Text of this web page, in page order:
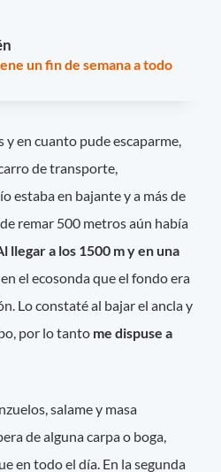
un fin de semana a todo
en cuanto pude escaparme,
de transporte,
estaba en bajante y a más de
remar 500 metros aún había
llegar a los 1500 m y en una
el ecosonda que el fondo era
Lo constaté al bajar el ancla y
por lo tanto me dispuse a
salame y masa
de alguna carpa o boga,
en todo el día. En la segunda